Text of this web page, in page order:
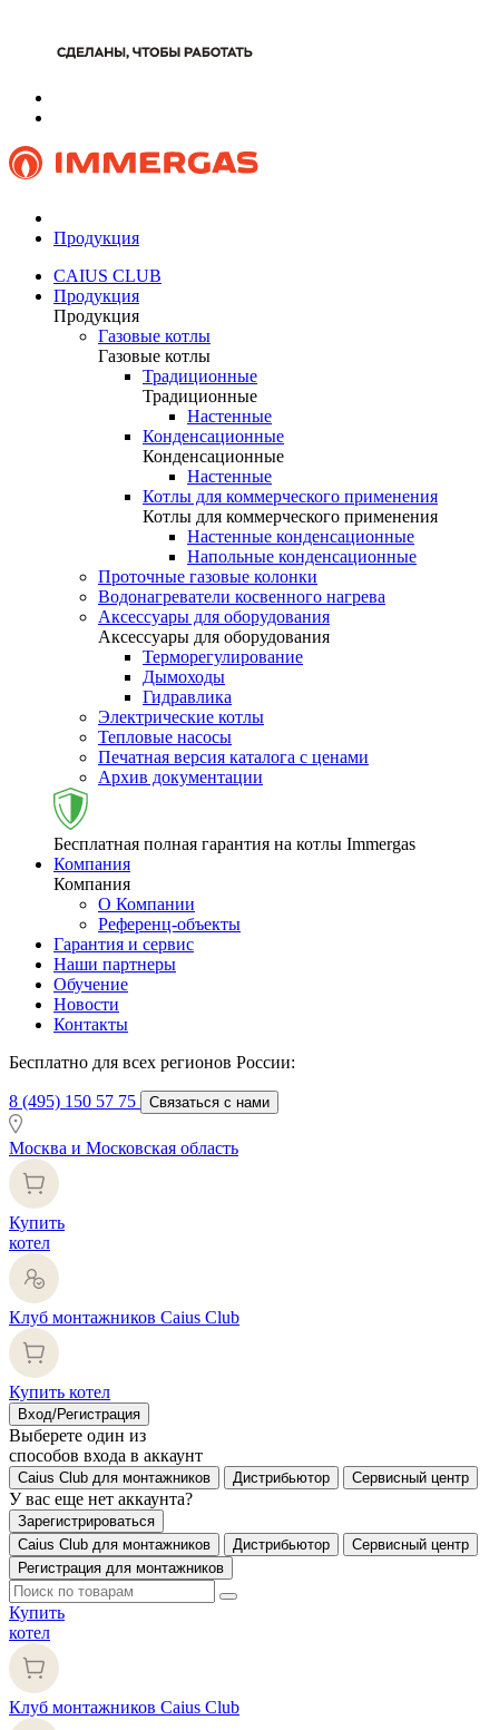
Продукция
CAIUS CLUB
Продукция
Продукция
Газовые котлы
Газовые котлы
Традиционные
Традиционные
Настенные
Конденсационные
Конденсационные
Настенные
Котлы для коммерческого применения
Котлы для коммерческого применения
Настенные конденсационные
Напольные конденсационные
Проточные газовые колонки
Водонагреватели косвенного нагрева
Аксессуары для оборудования
Аксессуары для оборудования
Терморегулирование
Дымоходы
Гидравлика
Электрические котлы
Тепловые насосы
Печатная версия каталога с ценами
Архив документации
Бесплатная полная гарантия на котлы Immergas
Компания
Компания
О Компании
Референц-объекты
Гарантия и сервис
Наши партнеры
Обучение
Новости
Контакты
Бесплатно для всех регионов России:
8 (495) 150 57 75 Связаться с нами
Москва и Московская область
Купить
котел
Клуб монтажников Caius Club
Купить котел
Вход/Регистрация
Выберете один из
способов входа в аккаунт
Caius Club для монтажников Дистрибьютор Сервисный центр
У вас еще нет аккаунта?
Зарегистрироваться
Caius Club для монтажников
Дистрибьютор
Сервисный центр
Регистрация для монтажников
Купить
котел
Клуб монтажников Caius Club